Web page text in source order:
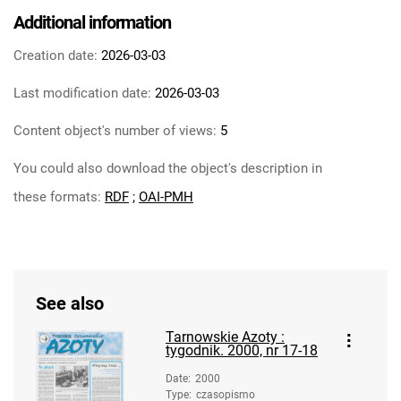
Azotowych im. Feliksa Dzierżyńskiego w
Tarnowie. 1984
Azotowych im. Feliksa Dzierżyńskiego w
Tarnowie. 1985
Azotowych im. Feliksa Dzierżyńskiego w
Tarnowie. 1986
Azotowych im. Feliksa Dzierżyńskiego w
Tarnowie. 1988
Tarnowskie Azoty : tygodnik Zakładów
Azotowych im. Feliksa Dzierżyńskiego w
Additional information
Creation date: 2026-03-03
Last modification date: 2026-03-03
Content object's number of views: 5
You could also download the object's description in
these formats: RDF ; OAI-PMH
See also
Tarnowskie Azoty :
tygodnik. 2000, nr 17-18
Date: 2000
Type: czasopismo